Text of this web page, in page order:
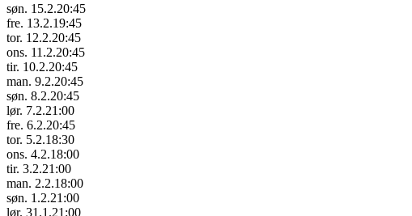
søn. 15.2.20:45
fre. 13.2.19:45
tor. 12.2.20:45
ons. 11.2.20:45
tir. 10.2.20:45
man. 9.2.20:45
søn. 8.2.20:45
lør. 7.2.21:00
fre. 6.2.20:45
tor. 5.2.18:30
ons. 4.2.18:00
tir. 3.2.21:00
man. 2.2.18:00
søn. 1.2.21:00
lør. 31.1.21:00